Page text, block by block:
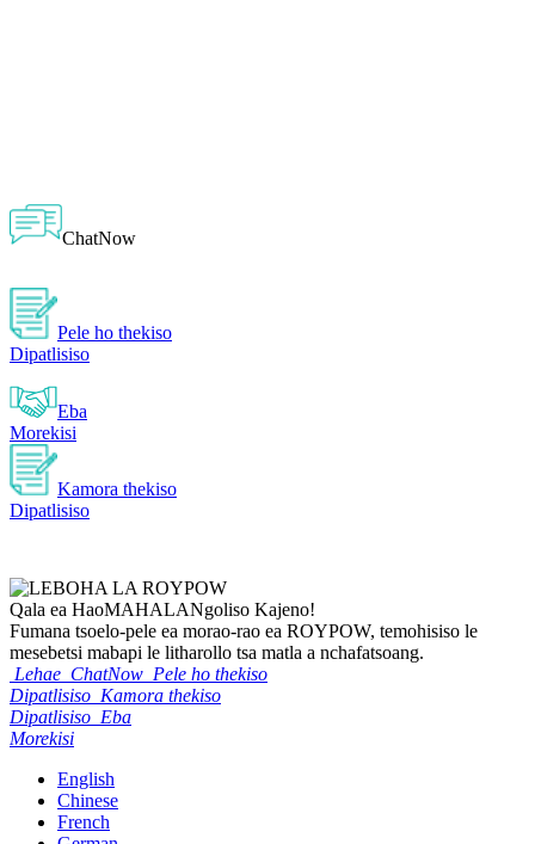
ChatNow
Pele ho thekiso
Dipatlisiso
Eba
Morekisi
Kamora thekiso
Dipatlisiso
Qala ea HaoMAHALANgoliso Kajeno!
Fumana tsoelo-pele ea morao-rao ea ROYPOW, temohisiso le
mesebetsi mabapi le litharollo tsa matla a nchafatsoang.
Lehae ChatNow Pele ho thekiso
Dipatlisiso Kamora thekiso
Dipatlisiso Eba
Morekisi
English
Chinese
French